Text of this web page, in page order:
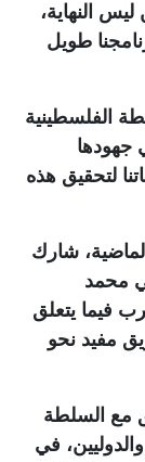
النهاية،
طويل
الفلسطينية
جهودها
لتحقيق هذه
شارك
محمد
فيما يتعلق
مفيد نحو
مع السلطة
في